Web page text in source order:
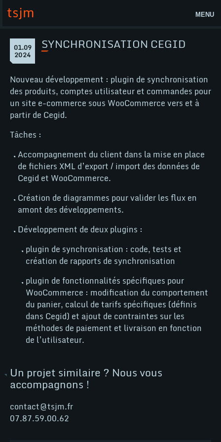
au
contenu
tsjm MENU
Accueil
Actualités
Lab
tsjm
Contact
Nos compétences
WordPress
WooCommerce
Page
Synchronisation
Cegid
01.09
2024
septembre
SYNCHRONISATION CEGID
Nouveau développement : plugin de synchronisation
des produits, comptes utilisateur et commandes pour
un site e-commerce sous WooCommerce vers et à
partir de Cegid.
Tâches :
Accompagnement du client dans la mise en place
de fichiers XML d’export / import des données de
Cegid et WooCommerce.
Création de diagrammes pour valider les flux en
amont des développements.
Développement de deux plugins :
plugin de synchronisation : code, tests et
création de rapports de synchronisation
plugin de fonctionnalités spécifiques pour
WooCommerce : modification du comportement
du panier, calcul de tarifs spécifiques (définis
dans Cegid) et ajout de contraintes sur les
méthodes de paiement et livraison en fonction
de l’utilisateur.
Un projet similaire ? Nous vous
accompagnons !
contact@tsjm.fr
07.87.59.00.62
tsjm tsjm
@
NEWS
Wordpress